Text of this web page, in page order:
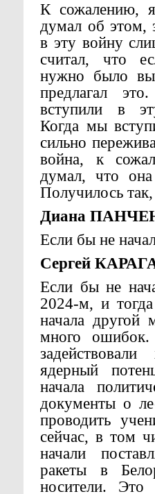
К сожалению,
думал об этом,
в эту войну
считал, что
нужно было
предлагал
вступили в
Когда мы
сильно
война, к
думал, что
Получилось
Диана
Если бы не
Сергей
Если бы не
2024-м, и
начала другой
много
ядерный
начала
документы о
проводить
сейчас, в том
начали
ракеты в
носители. Это